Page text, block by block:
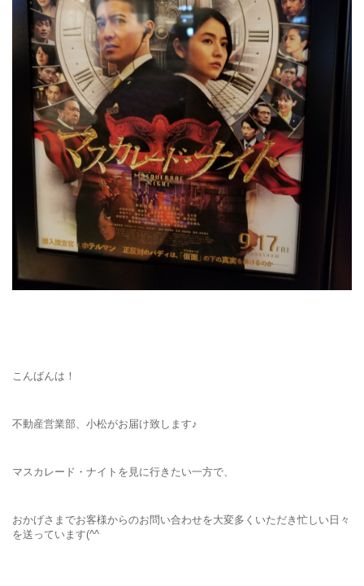
こんばんは！
不動産営業部、小松がお届け致します♪
マスカレード・ナイトを見に行きたい一方で、
おかげさまでお客様からのお問い合わせを大変多くいただき忙しい日々
を送っています(^^